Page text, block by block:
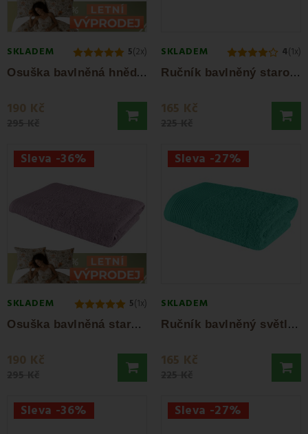
SKLADEM 5(2x)
O
suška bavlněná hnědá 70x140 cm Bella EMI
190 Kč
SKLADEM 4(1x)
R
učník bavlněný starorůžový 50x90 cm Bella...
165 Kč
Sleva -36%
SKLADEM 5(1x)
O
suška bavlněná starorůžová 70x140 cm...
190 Kč
Sleva -27%
SKLADEM
R
učník bavlněný světle zelený 50x90 cm...
165 Kč
Sleva -36% Sleva -27%